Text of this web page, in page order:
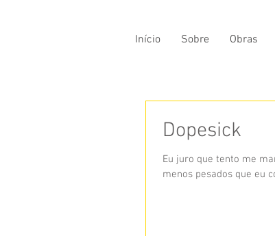
Início Sobre Obras
Dopesick
Eu juro que tento me